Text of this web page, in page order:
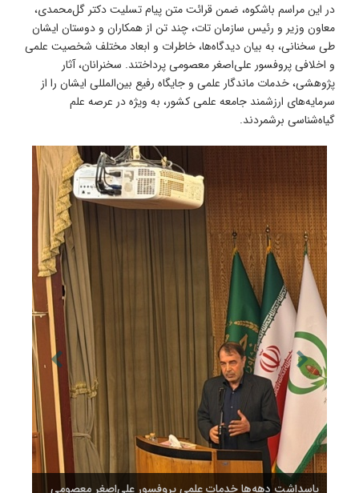
در این مراسم باشکوه، ضمن قرائت متن پیام تسلیت دکتر گل‌محمدی،
معاون وزیر و رئیس سازمان تات، چند تن از همکاران و دوستان ایشان
طی سخنانی‌، به بیان دیدگاه‌ها، خاطرات و ابعاد مختلف شخصیت علمی
و اخلافی پروفسور علی‌اصغر معصومی پرداختند. سخنرانان، آثار
پژوهشی، خدمات ماندگار علمی و جایگاه رفیع بین‌المللی ایشان را از
سرمایه‌های ارزشمند جامعه علمی کشور، به ویژه در عرصه علم
گیاه‌شناسی برشمردند.
پاسداشت پاسداشت دهه‌ها خدمات علمی پروفسور علی‌اصغر معصومی